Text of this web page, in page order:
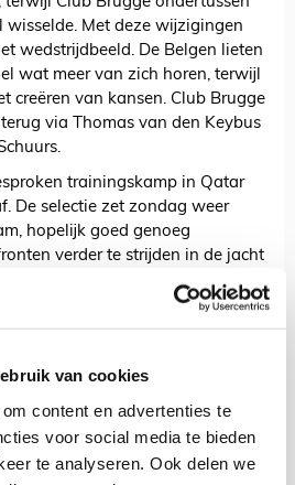
van cookies
content en advertenties te
voor social media te bieden
te analyseren. Ook delen we
wisselde. Met deze wijzigingen
wedstrijdbeeld. De Belgen lieten
wat meer van zich horen, terwijl
creëren van kansen. Club Brugge
via Thomas van den Keybus
trainingskamp in Qatar
De selectie zet zondag weer
hopelijk goed genoeg
verder te strijden in de jacht
van De Redactie